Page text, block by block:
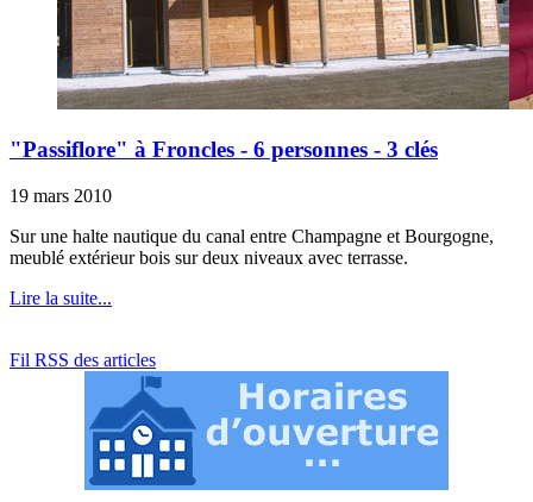
"Passiflore" à Froncles - 6 personnes - 3 clés
19 mars 2010
Sur une halte nautique du canal entre Champagne et Bourgogne,
meublé extérieur bois sur deux niveaux avec terrasse.
Lire la suite...
Fil RSS des articles